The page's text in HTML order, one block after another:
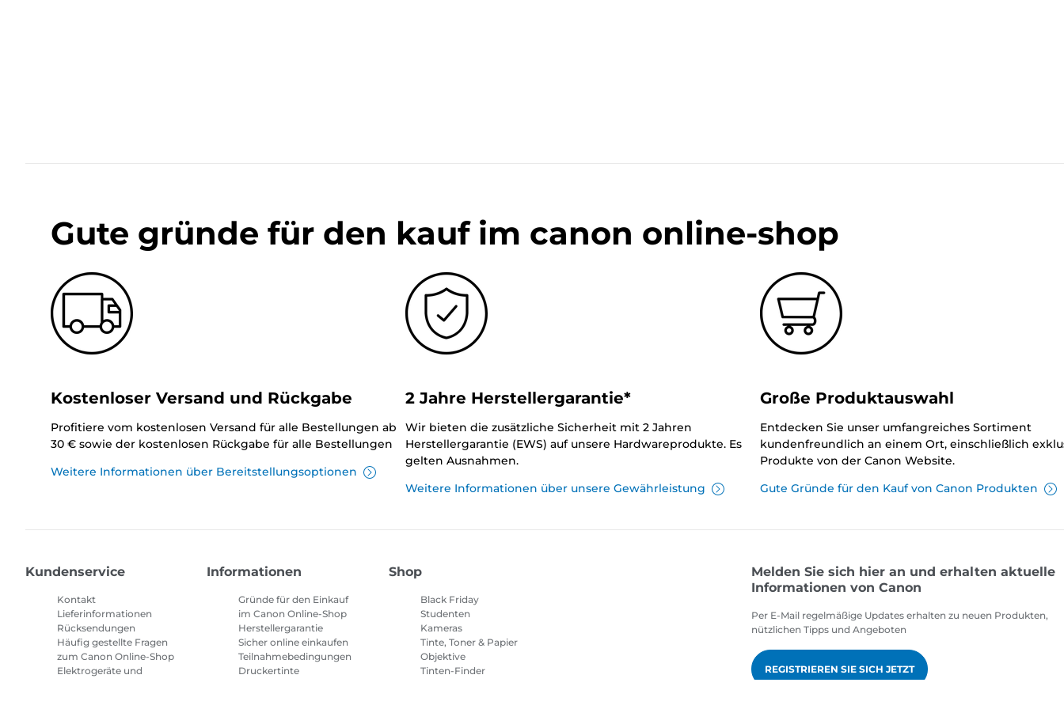
Gute gründe für den kauf im canon online-shop
Kostenloser Versand und Rückgabe
Profitiere vom kostenlosen Versand für alle Bestellungen ab
30 € sowie der kostenlosen Rückgabe für alle Bestellungen
Weitere Informationen über Bereitstellungsoptionen
2 Jahre Herstellergarantie*
Wir bieten die zusätzliche Sicherheit mit 2 Jahren
Herstellergarantie (EWS) auf unsere Hardwareprodukte. Es
gelten Ausnahmen.
Weitere Informationen über unsere Gewährleistung
Große Produktauswahl
Entdecken Sie unser umfangreiches Sortiment
kundenfreundlich an einem Ort, einschließlich
Produkte von der Canon Website.
Gute Gründe für den Kauf von Canon Produkten
Kundenservice
Kontakt
Lieferinformationen
Rücksendungen
Häufig gestellte Fragen
zum Canon Online-Shop
Elektrogeräte und
Informationen
Gründe für den Einkauf
im Canon Online-Shop
Herstellergarantie
Sicher online einkaufen
Teilnahmebedingungen
Druckertinte
Shop
Black Friday
Studenten
Kameras
Tinte, Toner & Papier
Objektive
Tinten-Finder
Melden Sie sich hier an und erhalten aktuelle
Informationen von Canon
Per E-Mail regelmäßige Updates erhalten zu neuen Produkten,
nützlichen Tipps und Angeboten
REGISTRIEREN SIE SICH JETZT